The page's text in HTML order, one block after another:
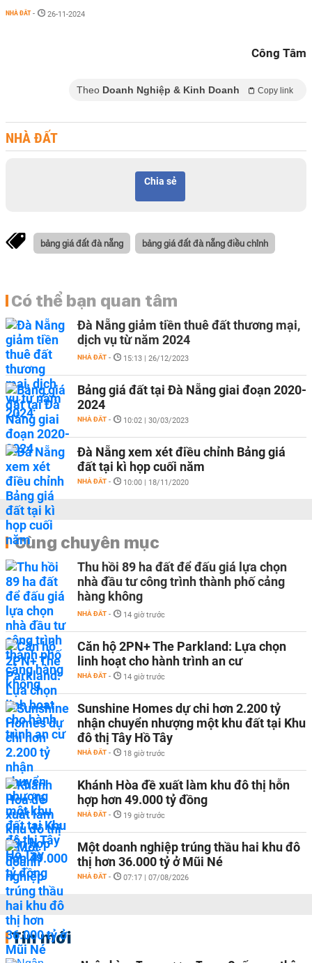
NHÀ ĐẤT - 26-11-2024
Công Tâm
Theo Doanh Nghiệp & Kinh Doanh Copy link
NHÀ ĐẤT
Chia sẻ
bảng giá đất đà nẵng bảng giá đất đà nẵng điều chỉnh
Có thể bạn quan tâm
Đà Nẵng giảm tiền thuê đất thương mại,
dịch vụ từ năm 2024
NHÀ ĐẤT - 15:13 | 26/12/2023
Bảng giá đất tại Đà Nẵng giai đoạn 2020-
2024
NHÀ ĐẤT - 10:02 | 30/03/2023
Đà Nẵng xem xét điều chỉnh Bảng giá
đất tại kì họp cuối năm
NHÀ ĐẤT - 10:00 | 18/11/2020
Cùng chuyên mục
Thu hồi 89 ha đất để đấu giá lựa chọn
nhà đầu tư công trình thành phố cảng
hàng không
NHÀ ĐẤT - 14 giờ trước
Căn hộ 2PN+ The Parkland: Lựa chọn
linh hoạt cho hành trình an cư
NHÀ ĐẤT - 14 giờ trước
Sunshine Homes dự chi hơn 2.200 tỷ
nhận chuyển nhượng một khu đất tại Khu
đô thị Tây Hồ Tây
NHÀ ĐẤT - 18 giờ trước
Khánh Hòa đề xuất làm khu đô thị hỗn
hợp hơn 49.000 tỷ đồng
NHÀ ĐẤT - 19 giờ trước
Một doanh nghiệp trúng thầu hai khu đô
thị hơn 36.000 tỷ ở Mũi Né
NHÀ ĐẤT - 07:17 | 07/08/2026
Tin mới